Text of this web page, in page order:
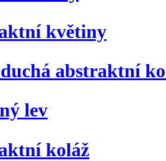
květiny
abstraktní
lev
koláž